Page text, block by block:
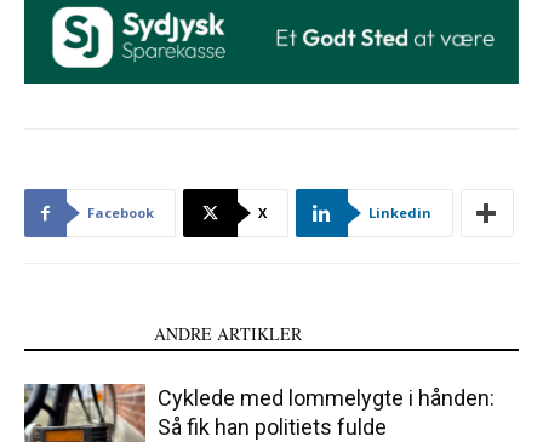
Facebook X Linkedin
ANDRE ARTIKLER
Cyklede med lommelygte i hånden:
Så fik han politiets fulde